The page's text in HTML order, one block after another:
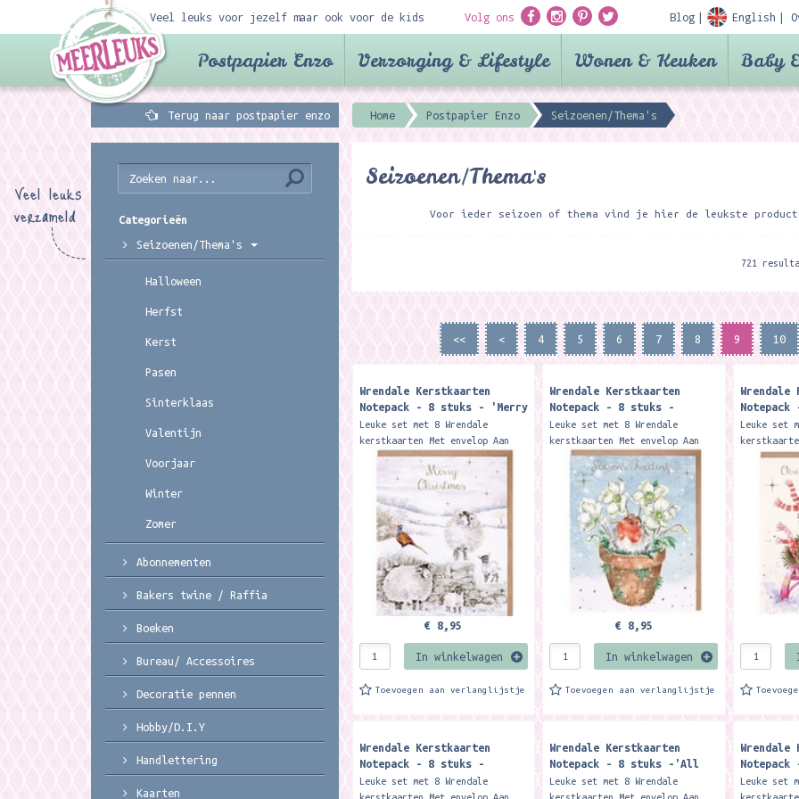
Veel leuks voor jezelf maar ook voor de kids Volg ons Blog English
Postpapier Enzo Verzorging & Lifestyle Wonen & Keuken Baby
Terug naar postpapier enzo Home Postpapier Enzo Seizoenen/Thema's
Seizoenen/Thema's
Voor ieder seizoen of thema vind je hier de leukste
721
<< < 4 5 6 7 8 9 10
Wrendale Kerstkaarten
Notepack - 8 stuks - 'Merry
Christmas to Ewe' Sheep
Christmas Card Pack
Leuke set met 8 Wrendale
kerstkaarten Met envelop Aan
de binnenkant van de kaart
staat de tekst 'With best
wishes for Christmas...
€ 8,95
In winkelwagen
Toevoegen aan verlanglijstje
Wrendale Kerstkaarten
Notepack - 8 stuks -
'Season's Tweetings' Robin
Christmas Card Pack
Leuke set met 8 Wrendale
kerstkaarten Met envelop Aan
de binnenkant van de kaart
staat de tekst 'With best
wishes for Christmas...
€ 8,95
In winkelwagen
Toevoegen aan verlanglijstje
Wrendale
Leuke set
de
staat de
wishes for
Wrendale Kerstkaarten
Notepack - 8 stuks -
Walking in a Winter
Wonderland' Woodland Animal
Leuke set met 8 Wrendale
Wrendale Kerstkaarten
Notepack - 8 stuks -'All
Creatures Great and Small'
Cat Christmas Card Pack
Leuke set met 8 Wrendale
Wrendale
Stop
card pack
Leuke set
Veel leuks
verzameld
Categorieën
Seizoenen/Thema's
Halloween
Herfst
Kerst
Pasen
Sinterklaas
Valentijn
Voorjaar
Winter
Zomer
Abonnementen
Bakers twine / Raffia
Boeken
Bureau/ Accessoires
Decoratie pennen
Hobby/D.I.Y
Handlettering
Kaarten